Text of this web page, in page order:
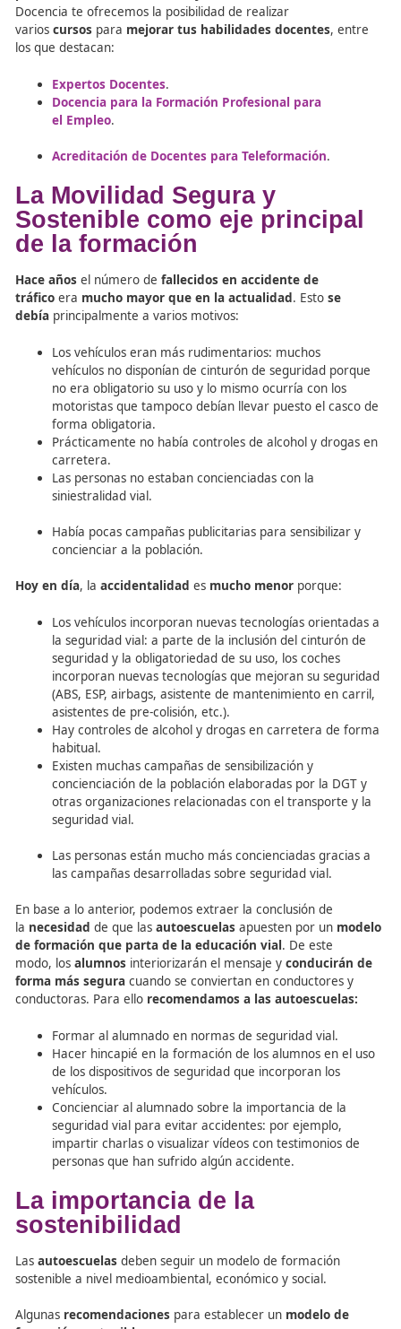
que lapieza clavepara que una autoescuela triunfe es
de losformadores mejor preparados.
De nada vale tener buenos contenidos si la persona que
imparte no sabe transmitir de forma adecuada.
muy importante mantenerse actualizado y seguir de
novedades del sector: tanto respecto a conocimientos
Lo idóneo es que tanto los contenidos
personal docente sean los mejores. Para ello, en DAC
Docencia te ofrecemos la posibilidad de realizar
varioscursosparamejorar tus habilidades docentes
los que destacan:
Expertos Docentes.
Docencia para la Formación Profesional para
Acreditación de Docentes para Teleformación
La Movilidad Segura y
Sostenible como eje
de la formación
Hace añosel número defallecidos en accidente de
tráficoeramucho mayor que en la actualidad
Los vehículos eran más rudimentarios: muchos
vehículos no disponían de cinturón de seguridad
no era obligatorio su uso y lo mismo ocurría con
motoristas que tampoco debían llevar puesto el
forma obligatoria.
Prácticamente no había controles de alcohol y
carretera.
Las personas no estaban concienciadas con la
siniestralidad vial.
Había pocas campañas publicitarias para
concienciar a la población.
Los vehículos incorporan nuevas tecnologías
la seguridad vial: a parte de la inclusión del
seguridad y la obligatoriedad de su uso, los coches
incorporan nuevas tecnologías que mejoran su
asistentes de pre-colisión, etc.).
Hay controles de alcohol y drogas en carretera
habitual.
Existen muchas campañas de sensibilización y
concienciación de la población elaboradas por la
otras organizaciones relacionadas con el
seguridad vial.
Las personas están mucho más concienciadas
las campañas desarrolladas sobre seguridad vial.
En base a lo anterior, podemos extraer la conclusión de
apuesten por un
de formación que parta de la educación vial. De este